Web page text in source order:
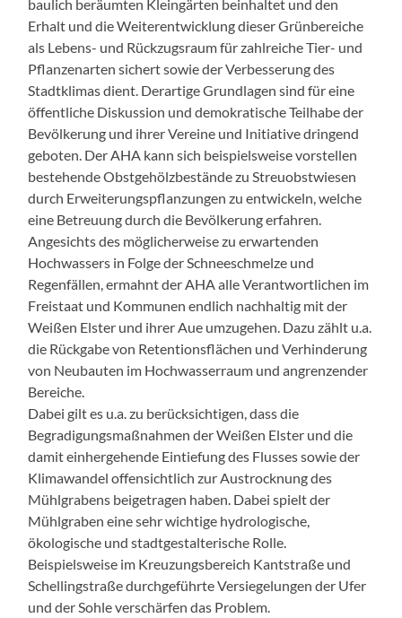
baulich beräumten Kleingärten beinhaltet und den
Erhalt und die Weiterentwicklung dieser Grünbereiche
als Lebens- und Rückzugsraum für zahlreiche Tier- und
Pflanzenarten sichert sowie der Verbesserung des
Stadtklimas dient. Derartige Grundlagen sind für eine
öffentliche Diskussion und demokratische Teilhabe der
Bevölkerung und ihrer Vereine und Initiative dringend
geboten. Der AHA kann sich beispielsweise vorstellen
bestehende Obstgehölzbestände zu Streuobstwiesen
durch Erweiterungspflanzungen zu entwickeln, welche
eine Betreuung durch die Bevölkerung erfahren.
Angesichts des möglicherweise zu erwartenden
Hochwassers in Folge der Schneeschmelze und
Regenfällen, ermahnt der AHA alle Verantwortlichen im
Freistaat und Kommunen endlich nachhaltig mit der
Weißen Elster und ihrer Aue umzugehen. Dazu zählt u.a.
die Rückgabe von Retentionsflächen und Verhinderung
von Neubauten im Hochwasserraum und angrenzender
Bereiche.
Dabei gilt es u.a. zu berücksichtigen, dass die
Begradigungsmaßnahmen der Weißen Elster und die
damit einhergehende Eintiefung des Flusses sowie der
Klimawandel offensichtlich zur Austrocknung des
Mühlgrabens beigetragen haben. Dabei spielt der
Mühlgraben eine sehr wichtige hydrologische,
ökologische und stadtgestalterische Rolle.
Beispielsweise im Kreuzungsbereich Kantstraße und
Schellingstraße durchgeführte Versiegelungen der Ufer
und der Sohle verschärfen das Problem.